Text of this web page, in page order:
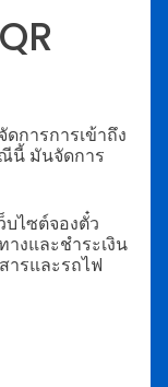
การการเข้าถึง
นี้ มันจัดการ
บไซต์จองตั๋ว
งและชำระเงิน
รและรถไฟ